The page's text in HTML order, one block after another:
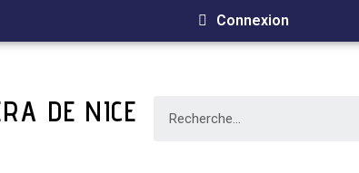
Connexion
DE NICE